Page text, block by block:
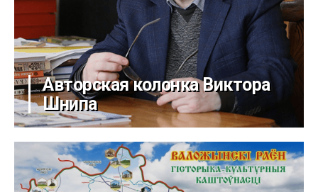
Авторская колонка Виктора
Шнипа